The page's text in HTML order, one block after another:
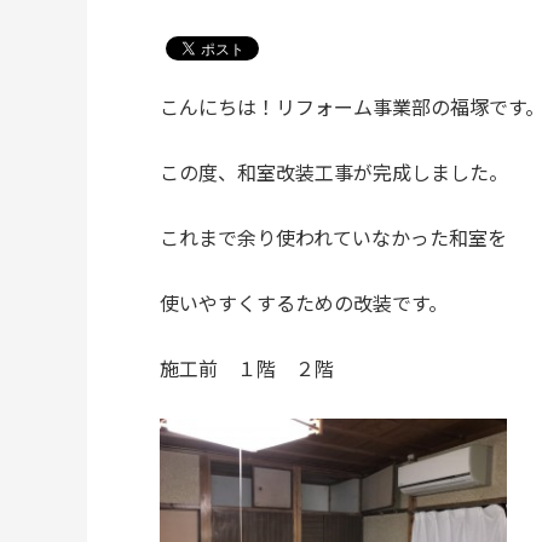
こんにちは！リフォーム事業部の福塚です
この度、和室改装工事が完成しました。
これまで余り使われていなかった和室を
使いやすくするための改装です。
施工前 １階 ２階